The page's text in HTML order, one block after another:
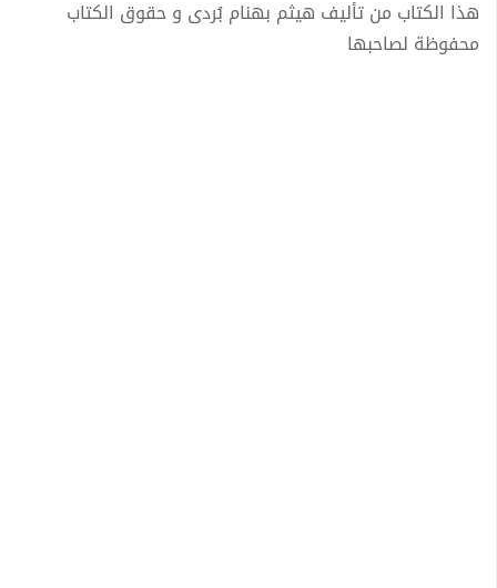
هذا الكتاب من تأليف هيثم بهنام بُردى و حقوق الكتاب
محفوظة لصاحبها